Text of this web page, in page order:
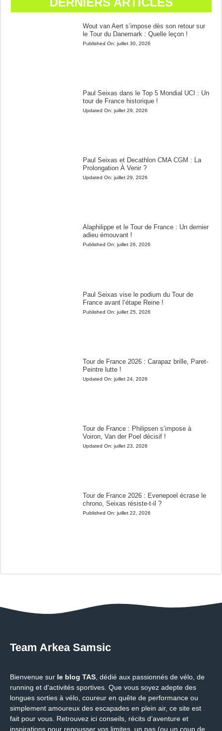
Wout van Aert s’impose dès son retour sur
le Tour du Danemark : Quelle leçon !
Published On: juillet 30, 2026
Paul Seixas dans le Top 5 Mondial UCI : Un
tour de France historique !
Updated On: juillet 29, 2026
Paul Seixas et Decathlon CMA CGM : La
Prolongation À Venir ?
Updated On: juillet 29, 2026
Alaphilippe et le Tour de France : Un dernier
adieu émouvant !
Published On: juillet 26, 2026
Paul Seixas vise le podium du Tour de
France avant l’étape Reine !
Published On: juillet 25, 2026
Tour de France 2026 : Carapaz brille, Paret-
Peintre lutte !
Updated On: juillet 24, 2026
Tour de France : Philipsen s’impose à
Voiron, Van der Poel décisif !
Updated On: juillet 23, 2026
Tour de France 2026 : Evenepoel écrase le
chrono, Seixas résiste-t-il ?
Published On: juillet 22, 2026
Team Arkea Samsic
Bienvenue sur le blog TAS , dédié aux passionnés de vélo, de
running et d'activités sportives. Que vous soyez adepte des
longues sorties à vélo, coureur en quête de performance ou
simplement amoureux des escapades en plein air, ce site est
fait pour vous. Retrouvez ici conseils, récits d’aventure et
inspirations pour repousser vos limites, un pas (ou un coup de